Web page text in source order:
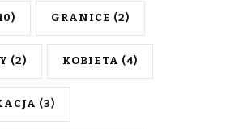
GRANICE (2)
(2) KOBIETA (4)
(3)